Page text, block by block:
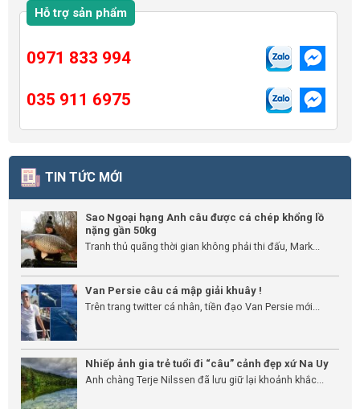
Hỗ trợ sản phẩm
0971 833 994
035 911 6975
TIN TỨC MỚI
Sao Ngoại hạng Anh câu được cá chép khổng lồ
nặng gần 50kg
Tranh thủ quãng thời gian không phải thi đấu, Mark...
Van Persie câu cá mập giải khuây !
Trên trang twitter cá nhân, tiền đạo Van Persie mới...
Nhiếp ảnh gia trẻ tuổi đi “câu” cảnh đẹp xứ Na Uy
Anh chàng Terje Nilssen đã lưu giữ lại khoảnh khắc...